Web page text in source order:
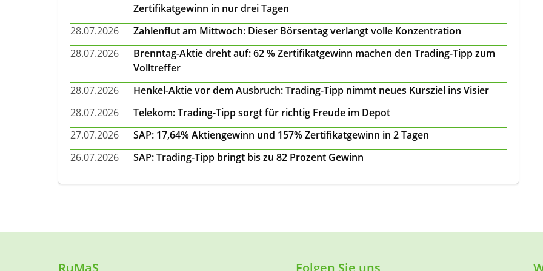
Zertifikatgewinn in nur drei Tagen
28.07.2026
Zahlenflut am Mittwoch: Dieser Börsentag verlangt volle Konzentration
28.07.2026
Brenntag-Aktie dreht auf: 62 % Zertifikatgewinn machen den Trading-Tipp zum
Volltreffer
28.07.2026
Henkel-Aktie vor dem Ausbruch: Trading-Tipp nimmt neues Kursziel ins Visier
28.07.2026
Telekom: Trading-Tipp sorgt für richtig Freude im Depot
27.07.2026
SAP: 17,64% Aktiengewinn und 157% Zertifikatgewinn in 2 Tagen
26.07.2026
SAP: Trading-Tipp bringt bis zu 82 Prozent Gewinn